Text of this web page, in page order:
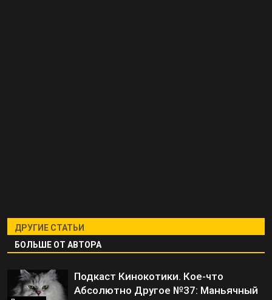
ДРУГИЕ СТАТЬИ
БОЛЬШЕ ОТ АВТОРА
Подкаст Кинокотики. Кое-что
Абсолютно Другое №37: Маньячный